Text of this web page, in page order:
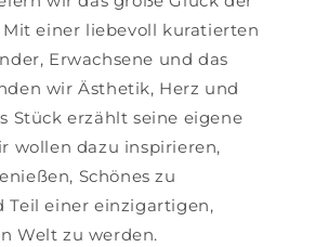
einer liebevoll kuratierten
Erwachsene und das
wir Ästhetik, Herz und
Stück erzählt seine eigene
wollen dazu inspirieren,
Schönes zu
Teil einer einzigartigen,
Welt zu werden.